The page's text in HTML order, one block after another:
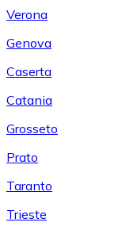
Verona
Genova
Caserta
Catania
Grosseto
Prato
Taranto
Trieste